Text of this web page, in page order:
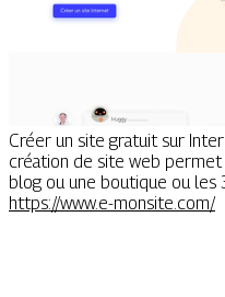
Créer un site gratuit sur
création de site web
blog ou une boutique ou les
https://www.e-monsite.com/